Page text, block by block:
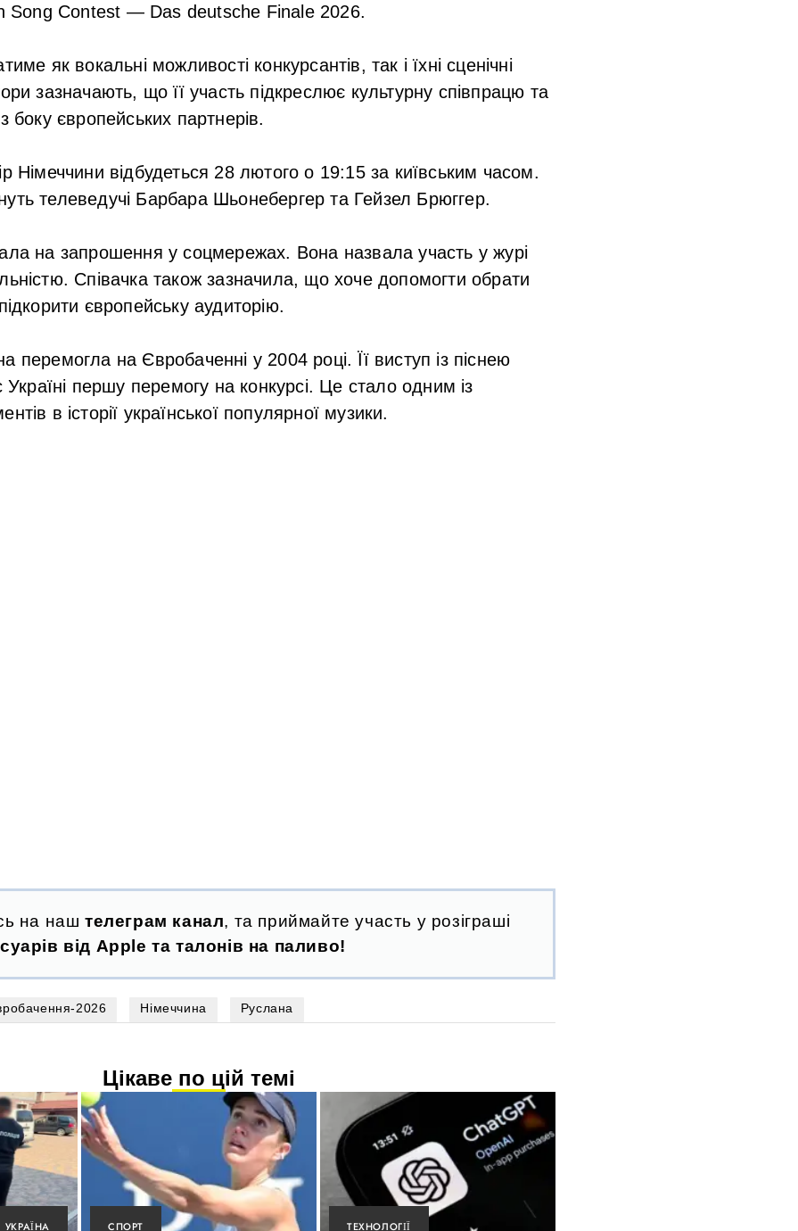
Song Contest — Das deutsche Finale 2026.
як вокальні можливості конкурсантів, так і їхні сценічні
зазначають, що її участь підкреслює культурну співпрацю та
боку європейських партнерів.
Німеччини відбудеться 28 лютого о 19:15 за київським часом.
телеведучі Барбара Шьонебергер та Гейзел Брюггер.
на запрошення у соцмережах. Вона назвала участь у журі
Співачка також зазначила, що хоче допомогти обрати
європейську аудиторію.
перемогла на Євробаченні у 2004 році. Її виступ із піснею
Україні першу перемогу на конкурсі. Це стало одним із
в історії української популярної музики.
на наш телеграм канал, та приймайте участь у розіграші
від Apple та талонів на паливо!
2026 Німеччина Руслана
Цікаве по цій темі
УКРАЇНА СПОРТ ТЕХНОЛОГІЇ